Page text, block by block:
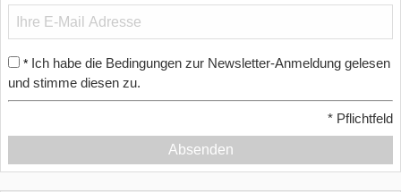
* Ich habe die Bedingungen zur Newsletter-Anmeldung gelesen
und stimme diesen zu.
* Pflichtfeld
Absenden